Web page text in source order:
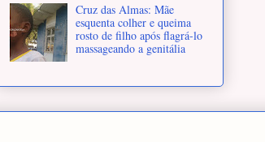
Cruz das Almas: Mãe
esquenta colher e queima
rosto de filho após flagrá-lo
massageando a genitália